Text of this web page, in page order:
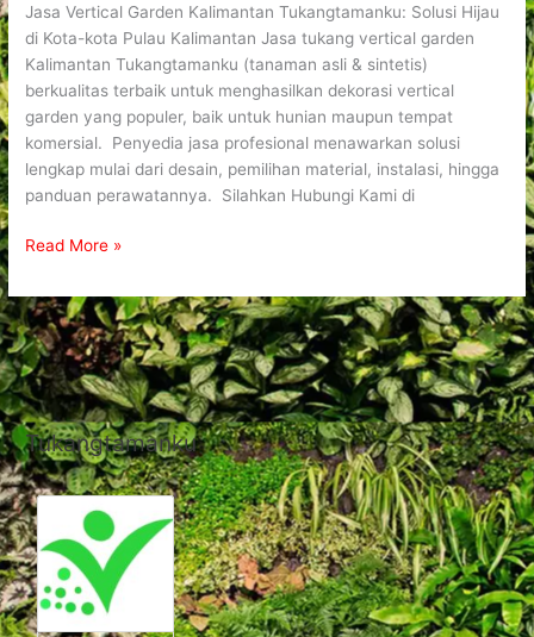
Jasa Vertical Garden Kalimantan Tukangtamanku: Solusi Hijau
di Kota-kota Pulau Kalimantan Jasa tukang vertical garden
Kalimantan Tukangtamanku (tanaman asli & sintetis)
berkualitas terbaik untuk menghasilkan dekorasi vertical
garden yang populer, baik untuk hunian maupun tempat
komersial. Penyedia jasa profesional menawarkan solusi
lengkap mulai dari desain, pemilihan material, instalasi, hingga
panduan perawatannya. Silahkan Hubungi Kami di
Read More »
Tukangtamanku